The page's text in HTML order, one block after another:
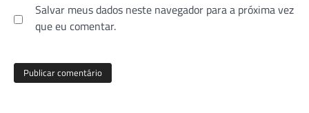
Salvar meus dados neste navegador para a próxima vez
que eu comentar.